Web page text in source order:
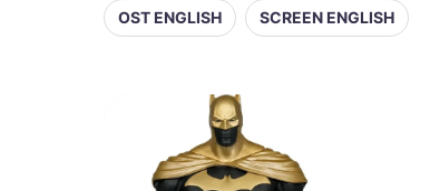
OST ENGLISH SCREEN ENGLISH